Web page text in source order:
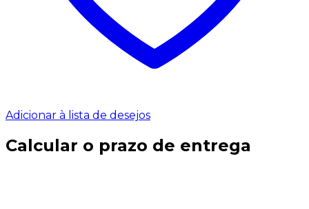
Adicionar à lista de desejos
Calcular o prazo de entrega